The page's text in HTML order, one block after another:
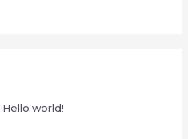
Hello world!